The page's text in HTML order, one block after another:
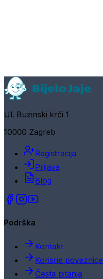
Ul. Buzinski krči 1
10000 Zagreb
Registracija
Prijava
Blog
Podrška
Kontakt
Korisne poveznice
Česta pitanja